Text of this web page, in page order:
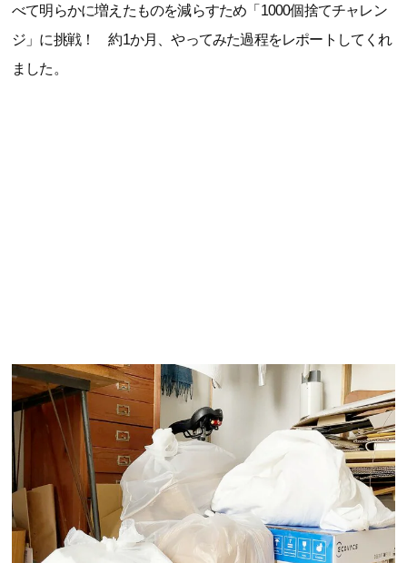
べて明らかに増えたものを減らすため「1000個捨てチャレン
ジ」に挑戦！ 約1か月、やってみた過程をレポートしてくれ
ました。